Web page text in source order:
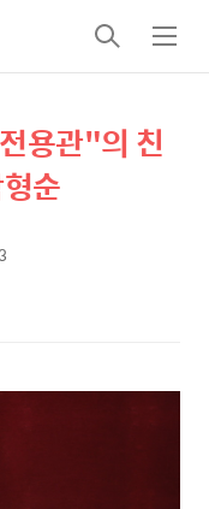
검
색
메
뉴
용관"의 친
순